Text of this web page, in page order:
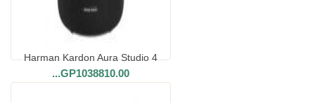
Harman Kardon Aura Studio 4
...GP1038810.00